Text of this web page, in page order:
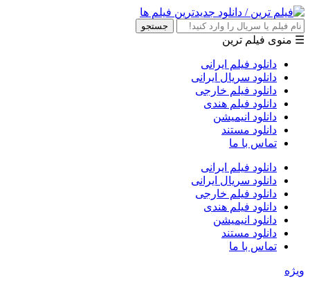
جستجو
☰ منوی فیلم ترین
دانلود فیلم ایرانی
دانلود سریال ایرانی
دانلود فیلم خارجی
دانلود فیلم هندی
دانلود انیمیشن
دانلود مستند
تماس با ما
دانلود فیلم ایرانی
دانلود سریال ایرانی
دانلود فیلم خارجی
دانلود فیلم هندی
دانلود انیمیشن
دانلود مستند
تماس با ما
ویژه